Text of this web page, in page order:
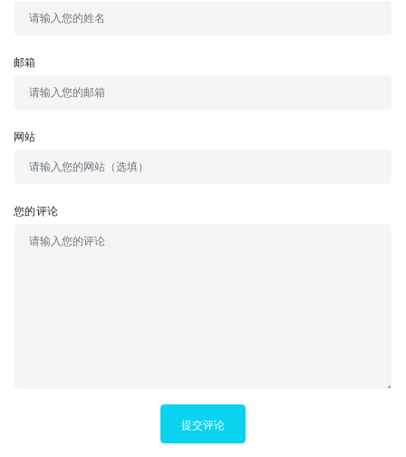
邮箱
网站
您的评论
提交评论